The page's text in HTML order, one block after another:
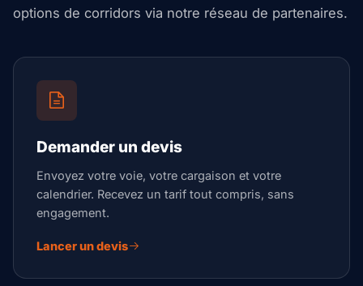
options de corridors via notre réseau de partenaires.
Demander un devis
Envoyez votre voie, votre cargaison et votre
calendrier. Recevez un tarif tout compris, sans
engagement.
Lancer un devis